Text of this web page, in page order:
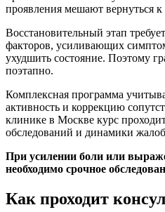
проявления мешают вернуться
Восстановительный этап
факторов, усиливающих
ухудшить состояние. Поэтому
поэтапно.
Комплексная программа
активность и коррекцию
клинике в Москве курс
обследований и динамики
При усилении боли или
необходимо срочное
Как проходит